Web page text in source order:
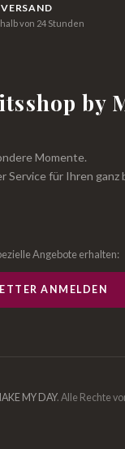
VERSAND
von 24 Stunden
by
Momente.
Service für Ihren ganz
Angebote erhalten:
ANMELDEN
MY DAY. Alle Rechte